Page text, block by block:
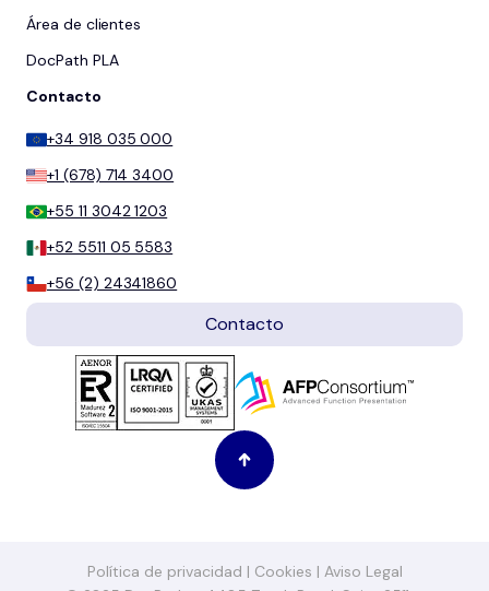
Área de clientes
DocPath PLA
Contacto
+34 918 035 000
+1 (678) 714 3400
+55 11 3042 1203
+52 5511 05 5583
+56 (2) 24341860
Contacto
Política de privacidad | Cookies | Aviso Legal